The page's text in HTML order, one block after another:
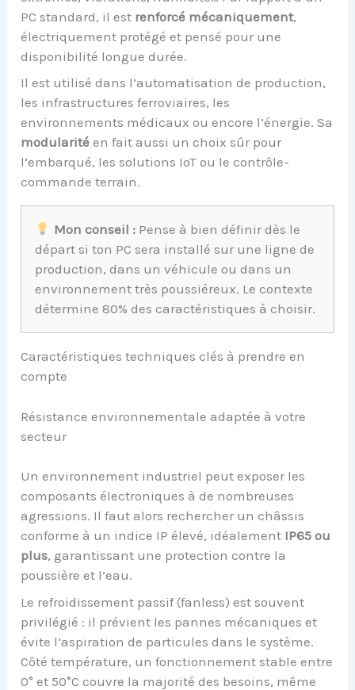
PC standard, il est renforcé mécaniquement,
électriquement protégé et pensé pour une
disponibilité longue durée.
Il est utilisé dans l’automatisation de production,
les infrastructures ferroviaires, les
environnements médicaux ou encore l’énergie. Sa
modularité en fait aussi un choix sûr pour
l’embarqué, les solutions IoT ou le contrôle-
commande terrain.
Mon conseil :Pense à bien définir dès le
départ si ton PC sera installé sur une ligne de
production, dans un véhicule ou dans un
environnement très poussiéreux. Le contexte
détermine 80% des caractéristiques à choisir.
Caractéristiques techniques clés à prendre en
compte
Résistance environnementale adaptée à votre
secteur
Un environnement industriel peut exposer les
composants électroniques à de nombreuses
agressions. Il faut alors rechercher un châssis
conforme à un indice IP élevé, idéalement IP65 ou
plus, garantissant une protection contre la
poussière et l’eau.
Le refroidissement passif (fanless) est souvent
privilégié : il prévient les pannes mécaniques et
évite l’aspiration de particules dans le système.
Côté température, un fonctionnement stable entre
0° et 50°C couvre la majorité des besoins, même